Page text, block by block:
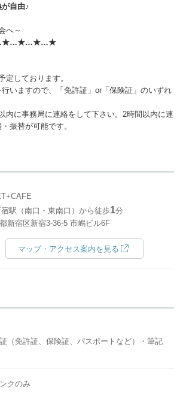
自由♪
へ～
しております。
いますので、「免許証」or「保険証」のいずれ
内に事務局に連絡をして下さい。2時間以内に連
振替が可能です。
駅（南口・東南口）から徒歩1分
新宿区新宿3-36-5 市嶋ビル6F
マップ・アクセス案内を見る
（免許証、保険証、パスポートなど）・筆記
クのみ